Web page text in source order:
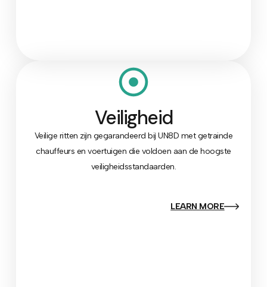
Veiligheid
Veilige ritten zijn gegarandeerd bij UN8D met getrainde
chauffeurs en voertuigen die voldoen aan de hoogste
veiligheidsstandaarden.
LEARN MORE